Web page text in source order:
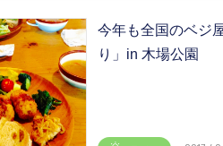
今年も全国のベジ
り」in 木場公園